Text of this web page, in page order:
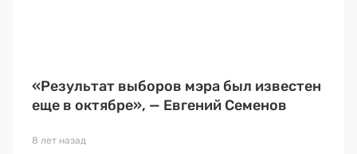
«Результат выборов мэра был известен
еще в октябре», — Евгений Семенов
8 лет назад